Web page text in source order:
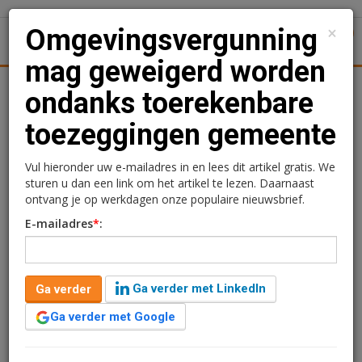
Logistiek Juridisch | Fiscaal Transacties
Omgevingsvergunning
mag geweigerd worden
ondanks toerekenbare
toezeggingen gemeente
11 augustus 2020 om 09:57
6 jaar geleden aangepast
3 minuten leestijd
Op 10 juni jl. oordeelde de Raad van State over een
×
Omgevingsvergunning
mag geweigerd worden
ondanks toerekenbare
toezeggingen gemeente
Vul hieronder uw e-mailadres in en lees dit artikel gratis. We
sturen u dan een link om het artikel te lezen. Daarnaast
ontvang je op werkdagen onze populaire nieuwsbrief.
E-mailadres*:
Ga verder
Ga verder met LinkedIn
Ga verder met Google